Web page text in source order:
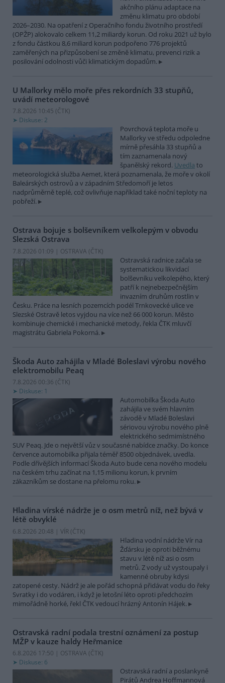
akčního plánu adaptace na
změnu klimatu pro období
2026–2030. Na opatření z Operačního fondu životního prostředí
(OPŽP) alokovalo celkem 11,2 miliardy korun. Od roku 2021 už bylo
z fondu částkou 8,6 miliard korun podpořeno 776 projektů
zaměřených na přizpůsobení se změně klimatu, prevenci rizik a
posilování odolnosti vůči klimatickým dopadům.
U Mallorky mělo moře přes rekordních 33 stupňů,
uvádí meteorologové
7.8.2026 10:45 (ČTK)
Diskuse: 2
Povrchová teplota moře u
Mallorky ve středu odpoledne
mírně přesáhla 33 stupňů a
tím zaznamenala nový
španělský rekord. Uvedla to
meteorologická služba Aemet, která poznamenala, že moře v okolí
Baleárských ostrovů a v západním Středomoří je letos
nadprůměrně teplé, což ovlivňuje například také noční teploty na
pobřeží.
Ostrava bojuje s bolševníkem velkolepým v obvodu
Slezská Ostrava
7.8.2026 01:09 | OSTRAVA (ČTK)
Ostravská radnice začala se
systematickou likvidací
bolševníku velkolepého, který
patří k nejnebezpečnějším
invazním druhům rostlin v
Česku. Práce na lesních pozemcích podél Trnkovecké ulice ve
Slezské Ostravě letos vyjdou na více než 66 000 korun. Město
kombinuje chemické i mechanické metody, řekla ČTK mluvčí
magistrátu Gabriela Pokorná.
Škoda Auto zahájila v Mladé Boleslavi výrobu nového
elektromobilu Peaq
7.8.2026 00:36 (ČTK)
Diskuse: 1
Automobilka Škoda Auto
zahájila ve svém hlavním
závodě v Mladé Boleslavi
sériovou výrobu nového plně
elektrického sedmimístného
SUV Peaq. Jde o největší vůz v současné nabídce značky. Do konce
července automobilka přijala téměř 8500 objednávek, uvedla.
Podle dřívějších informací Škoda Auto bude cena nového modelu
na českém trhu začínat na 1,15 milionu korun, k prvním
zákazníkům se dostane na přelomu roku.
Hladina vírské nádrže je o osm metrů níž, než bývá v
létě obvyklé
6.8.2026 20:48 | VÍR (ČTK)
Hladina vodní nádrže Vír na
Žďársku je oproti běžnému
stavu v létě níž asi o osm
metrů. Z vody už vystoupaly i
kamenné obruby kdysi
zatopené cesty. Nádrž je ale pořád schopná přidávat vodu do řeky
Svratky i do vodáren, i když je letošní léto oproti předchozím
mimořádně horké, řekl ČTK vedoucí hrázný Antonín Hájek.
Ostravská radní podala trestní oznámení za postup
MŽP v kauze haldy Heřmanice
6.8.2026 17:50 | OSTRAVA (ČTK)
Diskuse: 6
Ostravská radní a poslankyně
Pirátů Andrea Hoffmannová